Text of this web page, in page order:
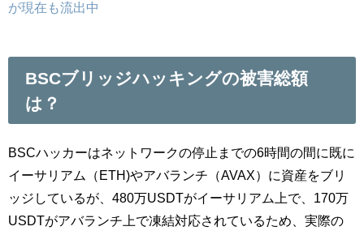
が現在も流出中
BSCブリッジハッキングの被害総額
は？
BSCハッカーはネットワークの停止までの6時間の間に既に
イーサリアム（ETH)やアバランチ（AVAX）に資産をブリ
ッジしているが、480万USDTがイーサリアム上で、170万
USDTがアバランチ上で凍結対応されているため、実際の